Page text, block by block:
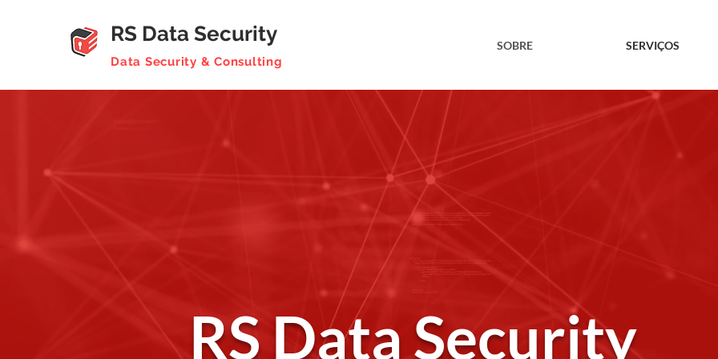
RS Data Security
Data Security & Consulting
SOBRE SERVIÇOS
RS Data Security